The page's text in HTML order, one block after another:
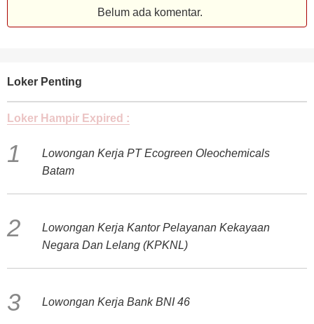
Belum ada komentar.
Loker Penting
Loker Hampir Expired :
Lowongan Kerja PT Ecogreen Oleochemicals
Batam
Lowongan Kerja Kantor Pelayanan Kekayaan
Negara Dan Lelang (KPKNL)
Lowongan Kerja Bank BNI 46